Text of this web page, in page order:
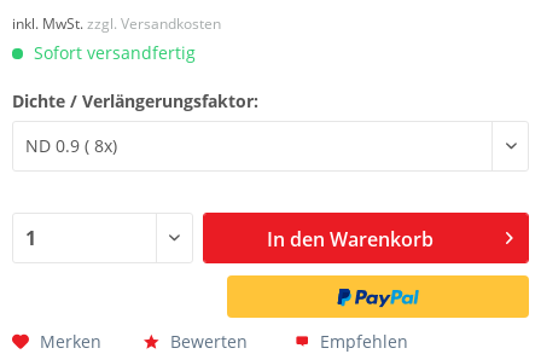
inkl. MwSt.zzgl. Versandkosten
Sofort versandfertig
Dichte / Verlängerungsfaktor:
In den Warenkorb
Merken Bewerten Empfehlen